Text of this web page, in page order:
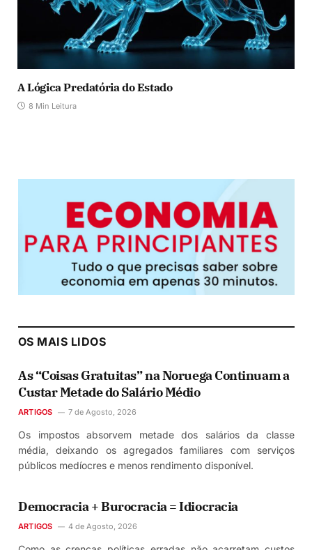
A Lógica Predatória do Estado
8 Min Leitura
OS MAIS LIDOS
As “Coisas Gratuitas” na Noruega Continuam a
Custar Metade do Salário Médio
ARTIGOS 7 de Agosto, 2026
Os impostos absorvem metade dos salários da classe
média, deixando os agregados familiares com serviços
públicos medíocres e menos rendimento disponível.
Democracia + Burocracia = Idiocracia
ARTIGOS 4 de Agosto, 2026